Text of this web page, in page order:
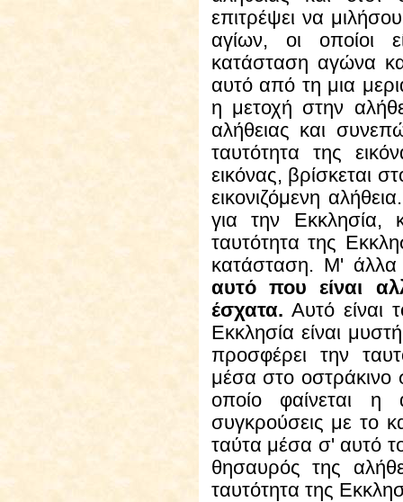
επιτρέψει να
αγίων, οι οποίοι
κατάσταση αγώνα
αυτό από τη μια
η μετοχή στην
αλήθειας και
ταυτότητα της
εικόνας, βρίσκεται
εικονιζόμενη
για την Εκκλησία,
ταυτότητα της
κατάσταση. Μ'
αυτό που είναι
έσχατα. Αυτό είναι
Εκκλησία είναι
προσφέρει την
μέσα στο οστράκινο
οποίο φαίνεται η
συγκρούσεις με το
ταύτα μέσα σ' αυτό
θησαυρός της
ταυτότητα της